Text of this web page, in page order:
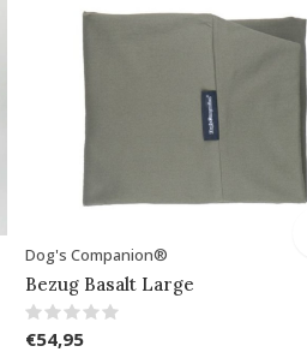
Dog's Companion®
Bezug Basalt Large
€54,95